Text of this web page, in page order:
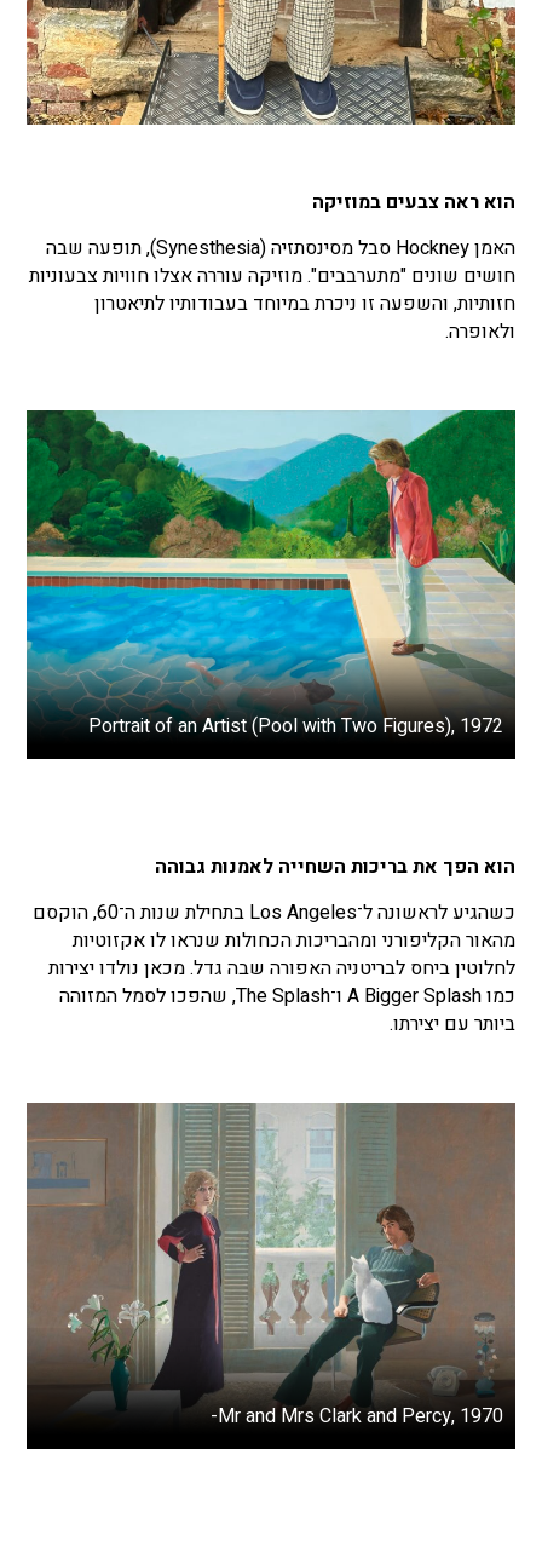
הוא ראה צבעים במוזיקה
האמן Hockney סבל מסינסתזיה (Synesthesia), תופעה שבה
חושים שונים "מתערבבים". מוזיקה עוררה אצלו חוויות צבעוניות
חזותיות, והשפעה זו ניכרת במיוחד בעבודותיו לתיאטרון
ולאופרה.
Portrait of an Artist (Pool with Two Figures), 1972
הוא הפך את בריכות השחייה לאמנות גבוהה
כשהגיע לראשונה ל־Los Angeles בתחילת שנות ה־60, הוקסם
מהאור הקליפורני ומהבריכות הכחולות שנראו לו אקזוטיות
לחלוטין ביחס לבריטניה האפורה שבה גדל. מכאן נולדו יצירות
כמו A Bigger Splash ו־The Splash, שהפכו לסמל המזוהה
ביותר עם יצירתו.
Mr and Mrs Clark and Percy, 1970-